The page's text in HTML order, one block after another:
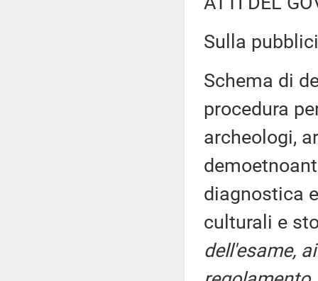
Sulla
Schema di
procedura
archeologi,
diagnostica
culturali e
dell'esame,